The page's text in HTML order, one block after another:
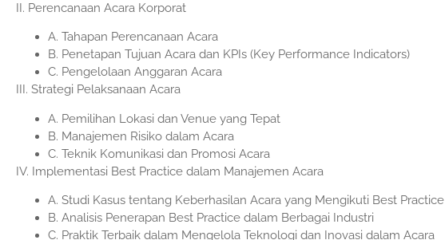
II. Perencanaan Acara Korporat
A. Tahapan Perencanaan Acara
B. Penetapan Tujuan Acara dan KPIs (Key Performance Indicators)
C. Pengelolaan Anggaran Acara
III. Strategi Pelaksanaan Acara
A. Pemilihan Lokasi dan Venue yang Tepat
B. Manajemen Risiko dalam Acara
C. Teknik Komunikasi dan Promosi Acara
IV. Implementasi Best Practice dalam Manajemen Acara
A. Studi Kasus tentang Keberhasilan Acara yang Mengikuti Best Practice
B. Analisis Penerapan Best Practice dalam Berbagai Industri
C. Praktik Terbaik dalam Mengelola Teknologi dan Inovasi dalam Acara